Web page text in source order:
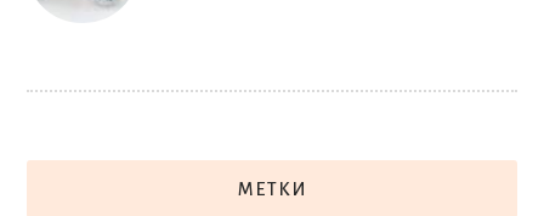
МЕТКИ